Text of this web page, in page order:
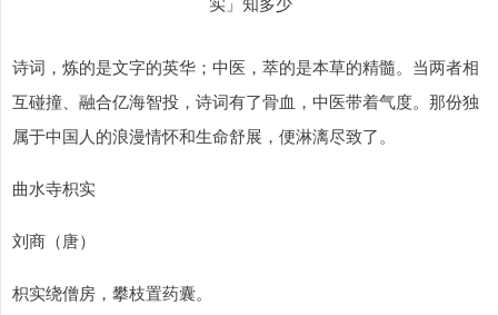
诗词，炼的是文字的英华；中医，萃的是本草的精髓。当两者相
互碰撞、融合亿海智投，诗词有了骨血，中医带着气度。那份独
属于中国人的浪漫情怀和生命舒展，便淋漓尽致了。
曲水寺枳实
刘商（唐）
枳实绕僧房，攀枝置药囊。